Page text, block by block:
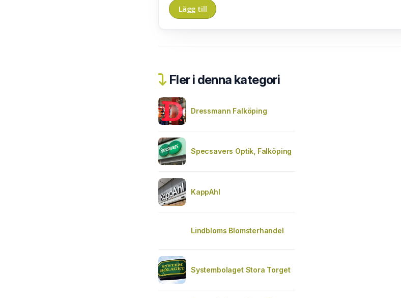
Fler i denna kategori
Dressmann Falköping
Specsavers Optik, Falköping
KappAhl
Lindbloms Blomsterhandel
Systembolaget Stora Torget